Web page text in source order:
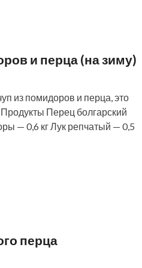
и перца (на зиму)
из помидоров и перца, это
Перец болгарский
— 0,6 кг Лук репчатый — 0,5
перца